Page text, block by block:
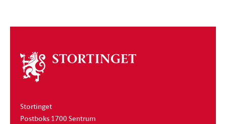
Om
stortinget
Stortinget
Postboks 1700 Sentrum